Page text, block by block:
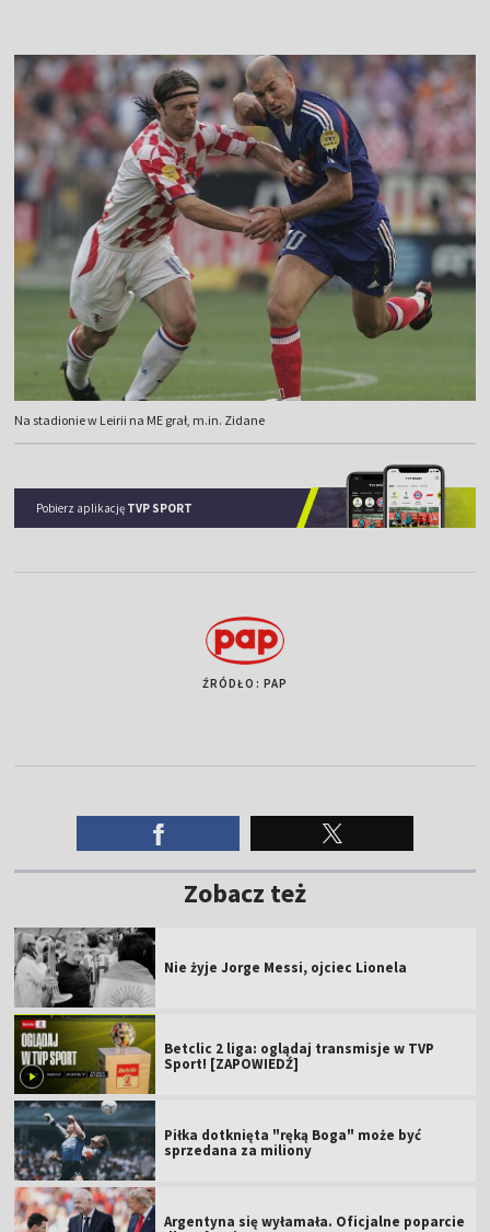
Na stadionie w Leirii na ME grał, m.in. Zidane
Pobierz aplikację TVP SPORT
ŹRÓDŁO: PAP
Zobacz też
Nie żyje Jorge Messi, ojciec Lionela
Betclic 2 liga: oglądaj transmisje w TVP
Sport! [ZAPOWIEDŹ]
Piłka dotknięta "ręką Boga" może być
sprzedana za miliony
Argentyna się wyłamała. Oficjalne poparcie